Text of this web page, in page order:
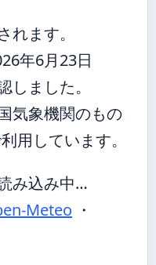
れます。
年6月23日
しました。
気象機関のもの
用しています。
み込み中…
Meteo ・